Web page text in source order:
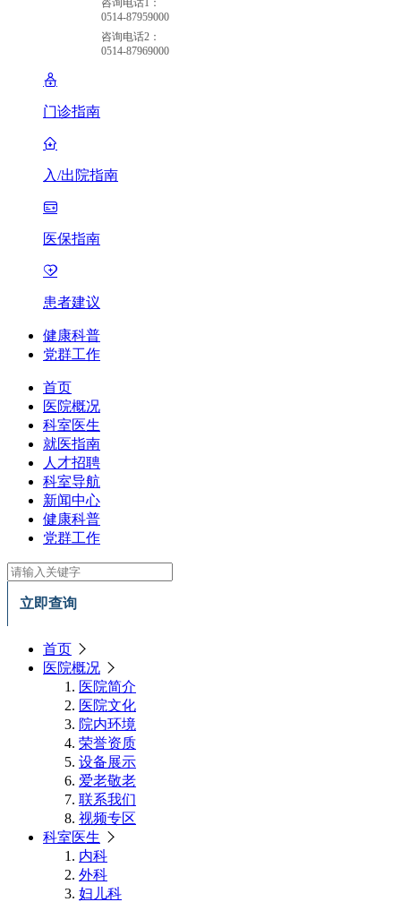
0514-87959000
咨询电话2：
0514-87969000
门诊指南
入/出院指南
医保指南
患者建议
健康科普
党群工作
首页
医院概况
科室医生
就医指南
人才招聘
科室导航
新闻中心
健康科普
党群工作
立即查询
首页
医院概况
医院简介
医院文化
院内环境
荣誉资质
设备展示
爱老敬老
联系我们
视频专区
科室医生
内科
外科
妇儿科